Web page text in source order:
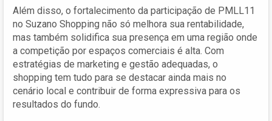
Além disso, o fortalecimento da participação de PMLL11
no Suzano Shopping não só melhora sua rentabilidade,
mas também solidifica sua presença em uma região onde
a competição por espaços comerciais é alta. Com
estratégias de marketing e gestão adequadas, o
shopping tem tudo para se destacar ainda mais no
cenário local e contribuir de forma expressiva para os
resultados do fundo.